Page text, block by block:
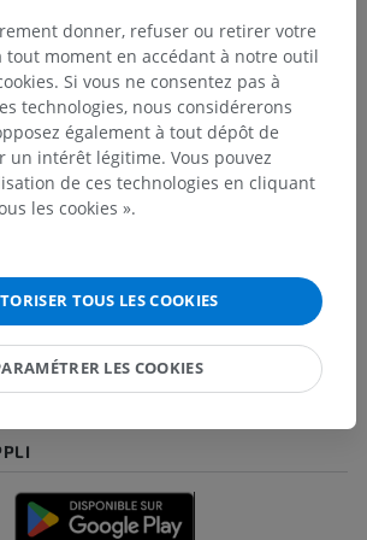
chez l’homme
nous suggérer une correction, une
de contenu.
Signaler un problème
donner, refuser ou retirer votre
tout moment en accédant à notre outil
Si vous ne consentez pas à
technologies, nous considérerons
également à tout dépôt de
un intérêt légitime. Vous pouvez
de ces technologies en cliquant
les cookies ».
TOUS LES COOKIES
LES COOKIES